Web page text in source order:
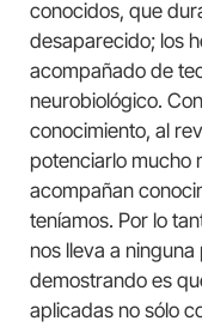
conocidos, que
desaparecido; los
acompañado de
neurobiológico.
conocimiento, al
potenciarlo mucho
acompañan
teníamos. Por lo
nos lleva a
demostrando es
aplicadas no sólo